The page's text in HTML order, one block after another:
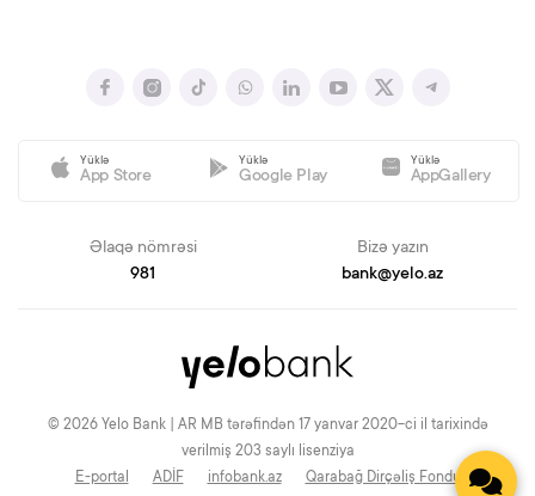
Yüklə
App Store
Yüklə
Google Play
Yüklə
AppGallery
Əlaqə nömrəsi
981
Bizə yazın
bank@yelo.az
© 2026 Yelo Bank | AR MB tərəfindən 17 yanvar 2020-ci il tarixində
verilmiş 203 saylı lisenziya
E-portal
ADİF infobank.az Qarabağ Dirçəliş Fondu